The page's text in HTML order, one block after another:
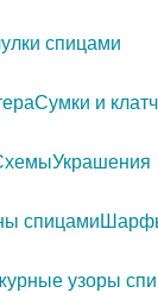
спицами
Сумки и
Украшения
спицами
узоры